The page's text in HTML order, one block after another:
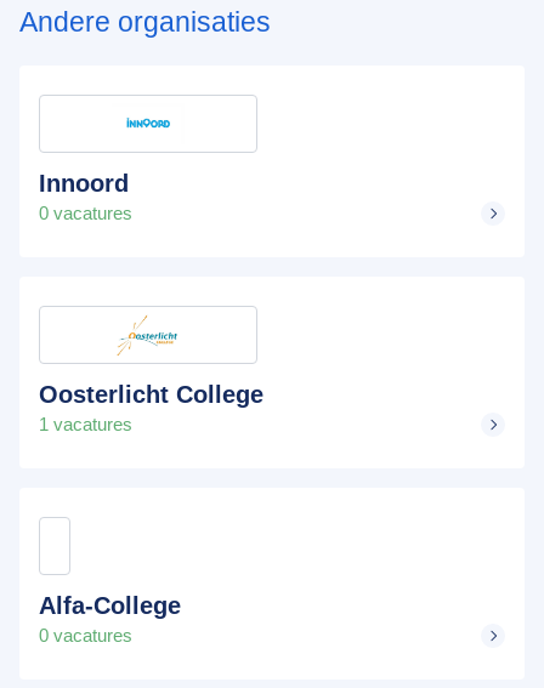
Andere organisaties
Innoord
0 vacatures
Oosterlicht College
1 vacatures
Alfa-College
0 vacatures